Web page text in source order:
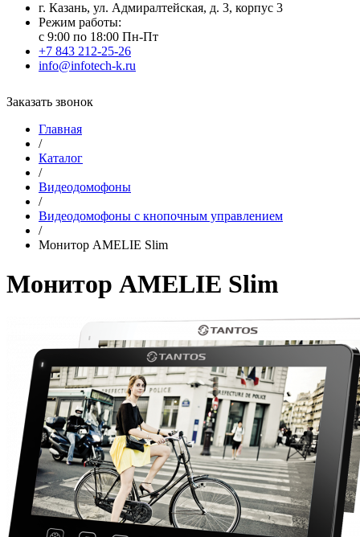
г. Казань, ул. Адмиралтейская, д. 3, корпус 3
Режим работы:
с 9:00 по 18:00 Пн-Пт
+7 843 212-25-26
info@infotech-k.ru
Заказать звонок
Главная
/
Каталог
/
Видеодомофоны
/
Видеодомофоны с кнопочным управлением
/
Монитор AMELIE Slim
Монитор AMELIE Slim